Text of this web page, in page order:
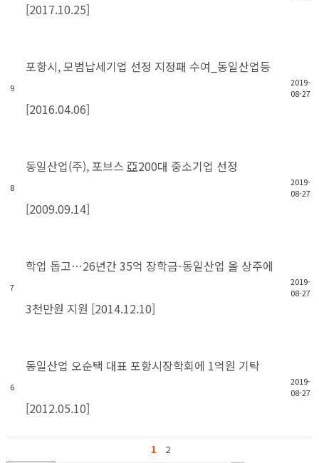
[2017.10.25]
9
포항시, 모범납세기업 선정 지정패 수여_동일산업등
[2016.04.06]
2019-
08-27
8
동일산업(주), 포브스 亞200대 중소기업 선정
[2009.09.14]
2019-
08-27
7
학업 돕고…26년간 35억 장학금-동일산업 올 상주에
3천만원 지원 [2014.12.10]
2019-
08-27
6
동일산업 오순택 대표 포항시장학회에 1억원 기탁
[2012.05.10]
2019-
08-27
1 2